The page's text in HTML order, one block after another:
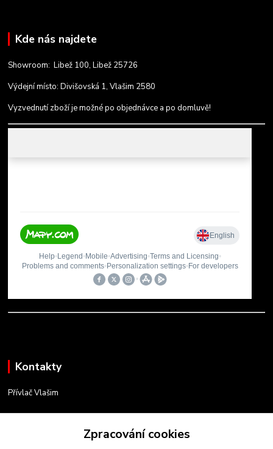
Kde nás najdete
Showroom: Libež 100, Libež 25726
Výdejní místo: Divišovská 1, Vlašim 2580
Vyzvednutí zboží je možné po objednávce a po domluvě!
Kontakty
Přívlač Vlašim
734 754 584
Zpracování cookies